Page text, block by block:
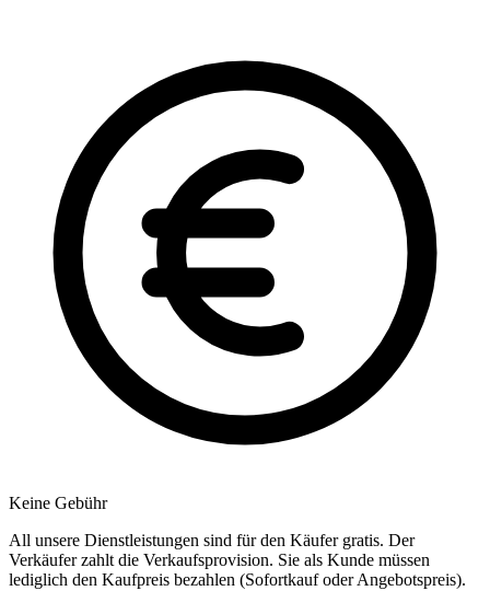
Keine Gebühr
All unsere Dienstleistungen sind für den Käufer gratis. Der
Verkäufer zahlt die Verkaufsprovision. Sie als Kunde müssen
lediglich den Kaufpreis bezahlen (Sofortkauf oder Angebotspreis).